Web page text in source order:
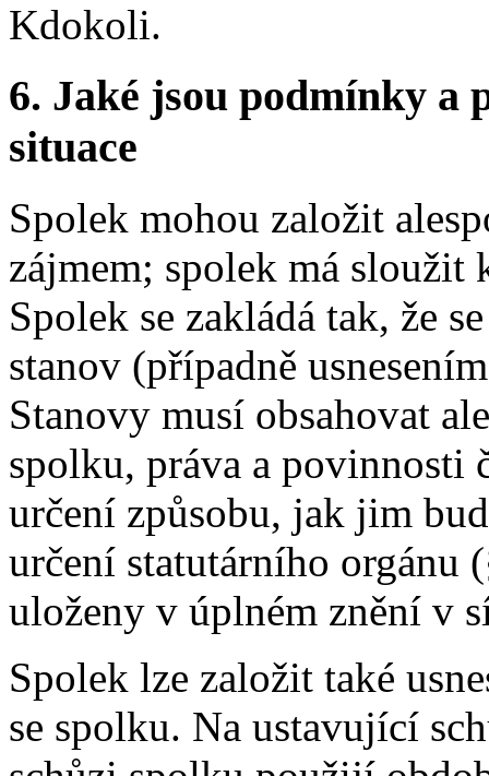
Kdokoli.
6. Jaké jsou podmínky a
situace
Spolek mohou založit
zájmem; spolek má
Spolek se zakládá tak, že
stanov (případně
Stanovy musí obsahovat
spolku, práva a povinnosti
určení způsobu, jak jim
určení statutárního orgánu
uloženy v úplném znění v
Spolek lze založit také
se spolku. Na ustavující